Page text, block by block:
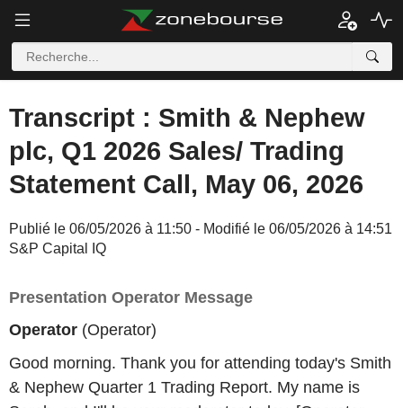
Transcript : Smith & Nephew
plc, Q1 2026 Sales/ Trading
Statement Call, May 06, 2026
Publié le 06/05/2026 à 11:50 - Modifié le 06/05/2026 à 14:51
S&P Capital IQ
Presentation Operator Message
Operator (Operator)
Good morning. Thank you for attending today's Smith
& Nephew Quarter 1 Trading Report. My name is